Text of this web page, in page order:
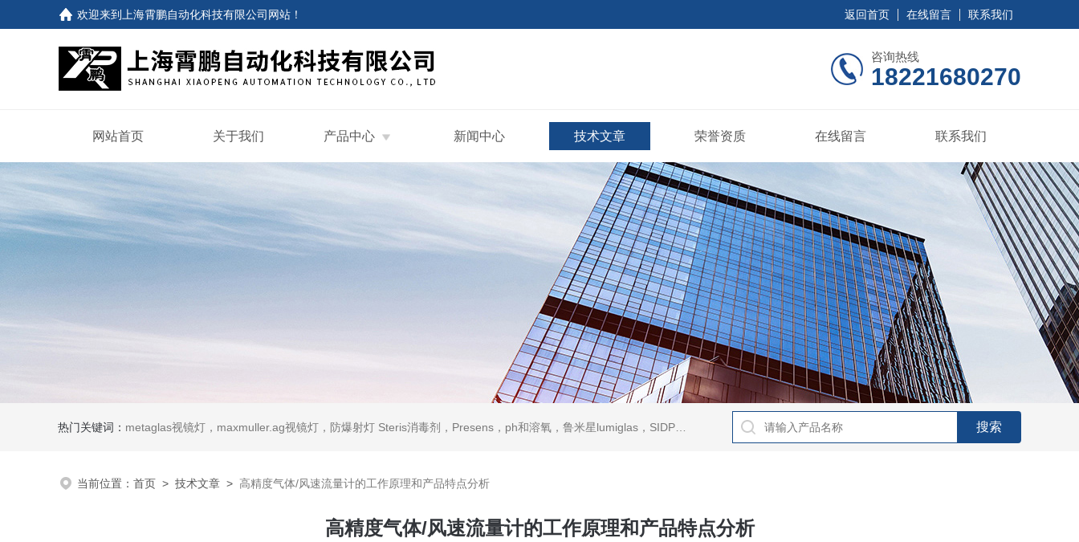
欢迎来到 上海霄鹏自动化科技有限公司网站 ！ 返回首页 在线留言 联系我们
咨询热线
18221680270
网站首页 关于我们 产品中心 新闻中心 技术文章 荣誉资质 在线留言 联系我们
热门关键词： metaglas视镜灯，maxmuller.ag视镜灯，防爆射灯 Steris消毒剂，Presens，ph和溶氧，鲁米星lumiglas，SIDPH露点仪，进口气体分析仪
当前位置： 首页 > 技术文章 > 高精度气体/风速流量计的工作原理和产品特点分析
高精度气体/风速流量计的工作原理和产品特点分析